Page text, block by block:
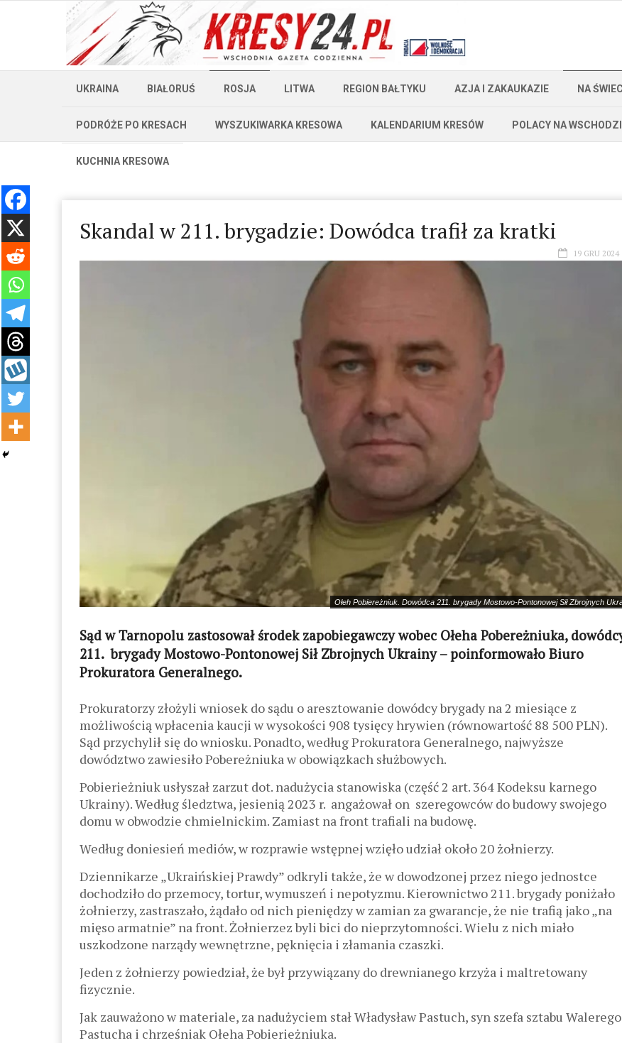
UKRAINA BIAŁORUŚ ROSJA LITWA REGION BAŁTYKU AZJA I ZAKAUKAZIE NA
PODRÓŻE PO KRESACH WYSZUKIWARKA KRESOWA KALENDARIUM KRESÓW POLACY NA
KUCHNIA KRESOWA
Skandal w 211. brygadzie: Dowódca trafił za kratki
19 GRU 2024
Ołeh Pobiereżniuk. Dowódca 211. brygady Mostowo-Pontonowej Sił Zbrojnych
Sąd w Tarnopolu zastosował środek zapobiegawczy wobec Ołeha Pobereżniuka,
211. brygady Mostowo-Pontonowej Sił Zbrojnych Ukrainy – poinformowało Biuro
Prokuratora Generalnego.
Prokuratorzy złożyli wniosek do sądu o aresztowanie dowódcy brygady na 2 miesiące z
możliwością wpłacenia kaucji w wysokości 908 tysięcy hrywien (równowartość 88 500 PLN).
Sąd przychylił się do wniosku. Ponadto, według Prokuratora Generalnego, najwyższe
dowództwo zawiesiło Pobereżniuka w obowiązkach służbowych.
Pobierieżniuk usłyszał zarzut dot. nadużycia stanowiska (część 2 art. 364 Kodeksu karnego
Ukrainy). Według śledztwa, jesienią 2023 r. angażował on szeregowców do budowy swojego
domu w obwodzie chmielnickim. Zamiast na front trafiali na budowę.
Według doniesień mediów, w rozprawie wstępnej wzięło udział około 20 żołnierzy.
Dziennikarze „Ukraińskiej Prawdy” odkryli także, że w dowodzonej przez niego jednostce
dochodziło do przemocy, tortur, wymuszeń i nepotyzmu. Kierownictwo 211. brygady poniżało
żołnierzy, zastraszało, żądało od nich pieniędzy w zamian za gwarancje, że nie trafią jako „na
mięso armatnie” na front. Żołnierzez byli bici do nieprzytomności. Wielu z nich miało
uszkodzone narządy wewnętrzne, pęknięcia i złamania czaszki.
Jeden z żołnierzy powiedział, że był przywiązany do drewnianego krzyża i maltretowany
fizycznie.
Jak zauważono w materiale, za nadużyciem stał Władysław Pastuch, syn szefa sztabu Walerego
Pastucha i chrześniak Ołeha Pobierieżniuka.